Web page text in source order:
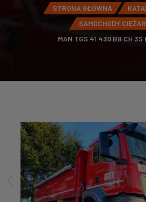
STRONA GŁÓWNA
SAMOCHODY
MAN TGS 41.430 BB CH 3S